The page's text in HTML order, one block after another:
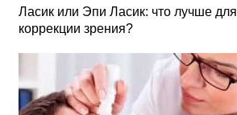
Ласик или Эпи Ласик: что лучше для
коррекции зрения?